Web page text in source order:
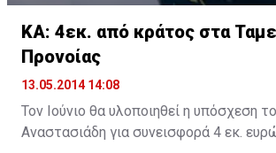
ΚΑ: 4εκ. από κράτος στα
Προνοίας
13.05.2014 14:08
Τον Ιούνιο θα υλοποιηθεί η υπόσχεση
Αναστασιάδη για συνεισφορά 4 εκ.